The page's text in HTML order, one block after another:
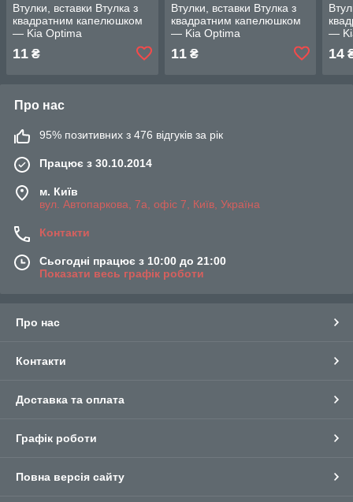
Втулки, вставки Втулка з
квадратним капелюшком
— Kia Optima
11 ₴
Втулки, вставки Втулка з
квадратним капелюшком
— Kia Optima
11₴
—
14
Про нас
95% позитивних з 476 відгуків за рік
Працює з 30.10.2014
м. Київ
вул. Автопаркова, 7а, офіс 7, Київ, Україна
Контакти
Сьогодні працює з 10:00 до 21:00
Показати весь графік роботи
Про нас
Контакти
Доставка та оплата
Графік роботи
Повна версія сайту